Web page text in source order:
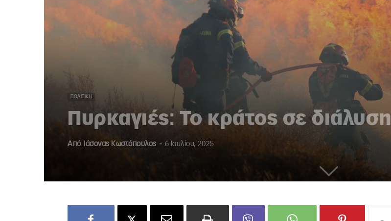
ΠΟΛΙΤΙΚΉ
Πυρκαγιές: Το κράτος σε διάλυση
Από Ιάσονας Κωστόπουλος - 6 Ιουλίου, 2025